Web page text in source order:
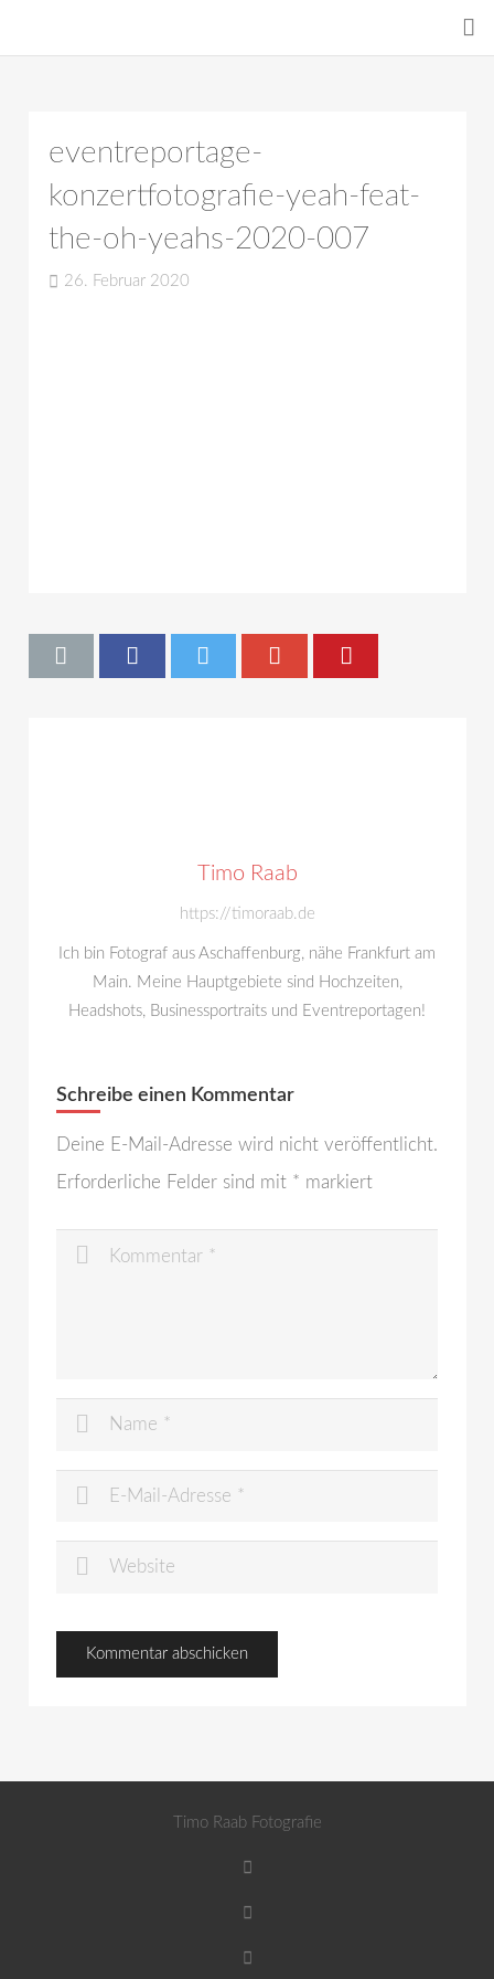
eventreportage-
konzertfotografie-yeah-feat-
the-oh-yeahs-2020-007
26. Februar 2020
Timo Raab
https://timoraab.de
Ich bin Fotograf aus Aschaffenburg, nähe Frankfurt am
Main. Meine Hauptgebiete sind Hochzeiten,
Headshots, Businessportraits und Eventreportagen!
Schreibe einen Kommentar
Deine E-Mail-Adresse wird nicht veröffentlicht.
Erforderliche Felder sind mit * markiert
Timo Raab Fotografie